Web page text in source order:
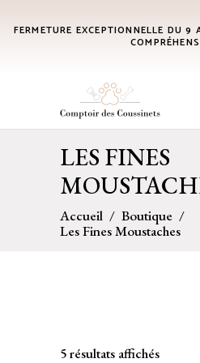
FERMETURE EXCEPTIONNELLE DU
No products in the cart.
LES FINES
Accueil / Boutique /
Les Fines Moustaches
5 résultats affichés